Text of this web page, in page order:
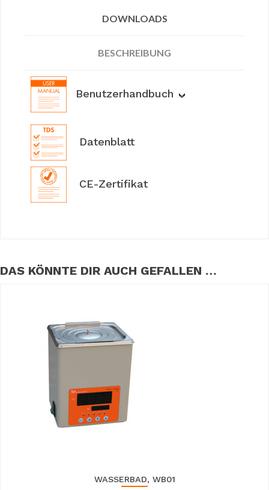
DOWNLOADS
BESCHREIBUNG
Benutzerhandbuch
Datenblatt
CE-Zertifikat
DAS KÖNNTE DIR AUCH GEFALLEN …
WASSERBAD, WB01